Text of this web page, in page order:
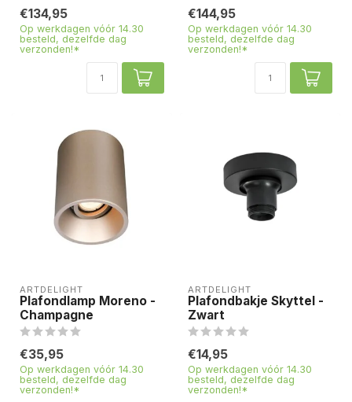
€134,95
Op werkdagen vóór 14.30
besteld, dezelfde dag
verzonden!*
€144,95
Op werkdagen vóór 14.30
besteld, dezelfde dag
verzonden!*
ARTDELIGHT
Plafondlamp Moreno -
Champagne
€35,95
Op werkdagen vóór 14.30
besteld, dezelfde dag
verzonden!*
ARTDELIGHT
Plafondbakje Skyttel -
Zwart
€14,95
Op werkdagen vóór 14.30
besteld, dezelfde dag
verzonden!*